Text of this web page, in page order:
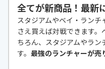
全てが新商品！最新
スタジアムやベイ・ラン
さえ買えば対戦できます
ちろん、スタジアムやラ
す。 最強のランチャーが売